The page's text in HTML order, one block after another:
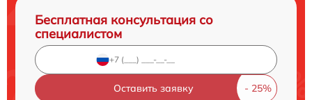
Бесплатная консультация со
специалистом
Оставить заявку